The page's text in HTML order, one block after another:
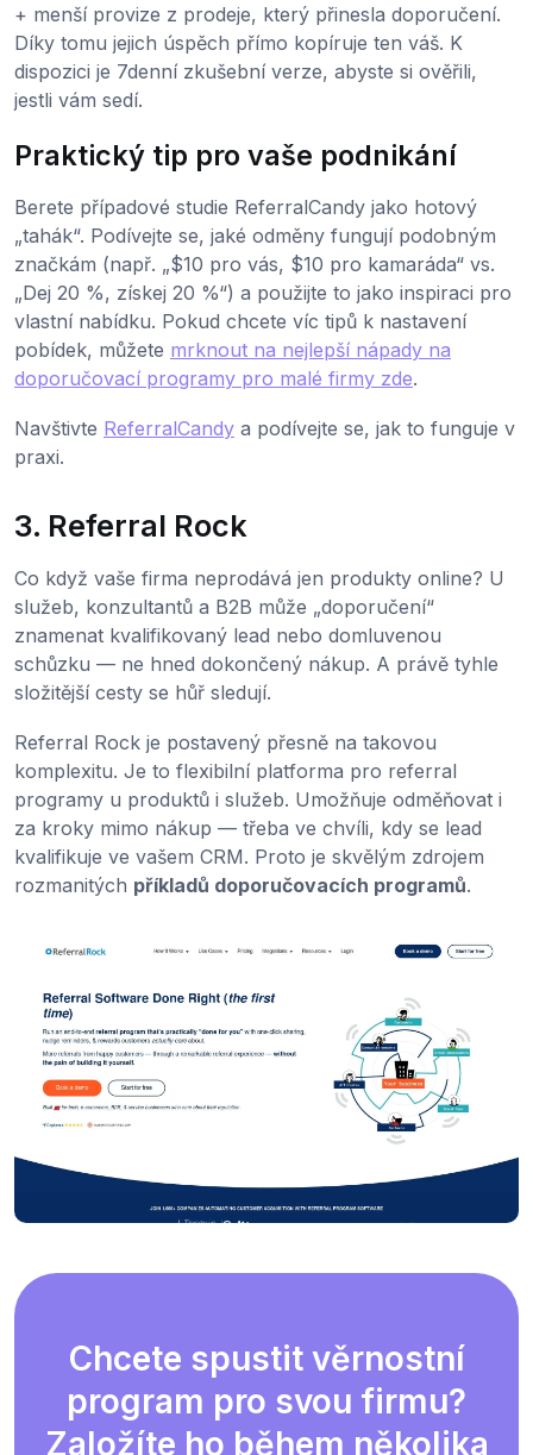
+ menší provize z prodeje, který přinesla doporučení.
Díky tomu jejich úspěch přímo kopíruje ten váš. K
dispozici je 7denní zkušební verze, abyste si ověřili,
jestli vám sedí.
Praktický tip pro vaše podnikání
Berete případové studie ReferralCandy jako hotový
„tahák“. Podívejte se, jaké odměny fungují podobným
značkám (např. „$10 pro vás, $10 pro kamaráda“ vs.
„Dej 20 %, získej 20 %“) a použijte to jako inspiraci pro
vlastní nabídku. Pokud chcete víc tipů k nastavení
pobídek, můžete mrknout na nejlepší nápady na
doporučovací programy pro malé firmy zde.
Navštivte ReferralCandy a podívejte se, jak to funguje v
praxi.
3. Referral Rock
Co když vaše firma neprodává jen produkty online? U
služeb, konzultantů a B2B může „doporučení“
znamenat kvalifikovaný lead nebo domluvenou
schůzku — ne hned dokončený nákup. A právě tyhle
složitější cesty se hůř sledují.
Referral Rock je postavený přesně na takovou
komplexitu. Je to flexibilní platforma pro referral
programy u produktů i služeb. Umožňuje odměňovat i
za kroky mimo nákup — třeba ve chvíli, kdy se lead
kvalifikuje ve vašem CRM. Proto je skvělým zdrojem
rozmanitých příkladů doporučovacích programů.
Chcete spustit věrnostní
program pro svou firmu?
Založíte ho během několika